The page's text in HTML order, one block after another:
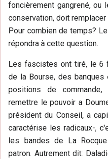
foncièrement gangrené, ou
conservation, doit
Pour combien de temps?
répondra à cette question.
Les fascistes ont tiré, le 6
de la Bourse, des
positions de
remettre le pouvoir a
président du Conseil, a
caractérise les radicaux-,
les bandes de La
patron. Autrement dit: